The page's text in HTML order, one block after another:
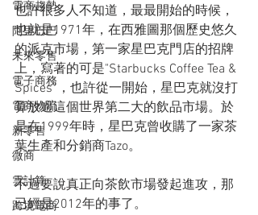
電商趨勢
阿里巴巴
未來零售
電子商務
電商物流
新零售
微商
雲計算
跨境電商
也許很多人不知道，最最開始的時候，
也就是1971年，在西雅圖那個歷史悠久
的派克市場，第一家星巴克門店的招牌
上，寫著的可是"Starbucks Coffee Tea &
Spices”，也許從一開始，星巴克就沒打
算放過這個世界第二大的飲品市場。於
是在1999年時，星巴克曾收購了一家茶
葉生產和分銷商Tazo。
不過要說真正向茶飲市場發起進攻，那
已經是2012年的事了。